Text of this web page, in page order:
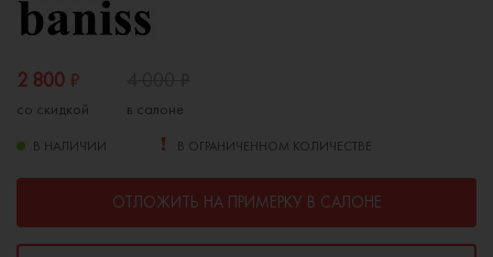
2 800 ₽
со скидкой в салоне
В НАЛИЧИИ В ОГРАНИЧЕННОМ КОЛИЧЕСТВЕ
ОТЛОЖИТЬ НА ПРИМЕРКУ В САЛОНЕ